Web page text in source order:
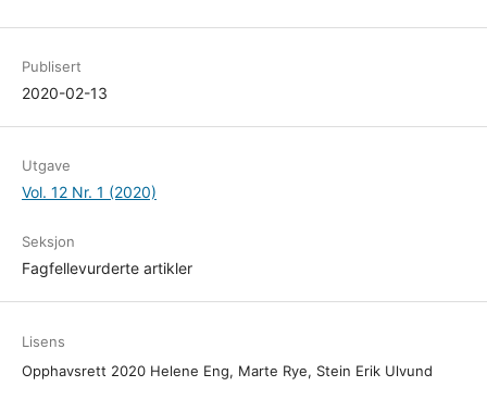
Publisert
2020-02-13
Utgave
Vol. 12 Nr. 1 (2020)
Seksjon
Fagfellevurderte artikler
Lisens
Opphavsrett 2020 Helene Eng, Marte Rye, Stein Erik Ulvund